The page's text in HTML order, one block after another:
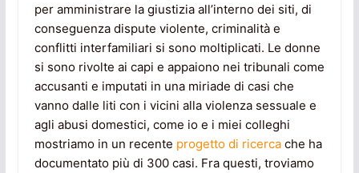
per amministrare la giustizia all’interno dei siti, di
conseguenza dispute violente, criminalità e
conflitti interfamiliari si sono moltiplicati. Le donne
si sono rivolte ai capi e appaiono nei tribunali come
accusanti e imputati in una miriade di casi che
vanno dalle liti con i vicini alla violenza sessuale e
agli abusi domestici, come io e i miei colleghi
mostriamo in un recente progetto di ricercache ha
documentato più di 300 casi. Fra questi, troviamo